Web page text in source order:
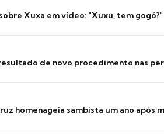
Xuxa em vídeo: "Xuxu, tem gogó?"
de novo procedimento nas
homenageia sambista um ano após